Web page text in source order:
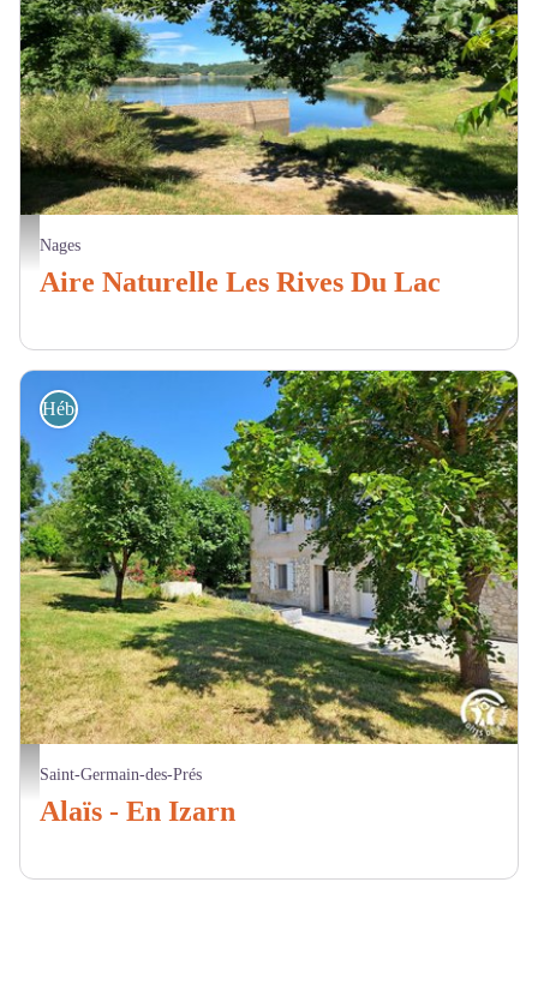
Aire Natruelle des Rives du Laouzas vue lac - Rives du Lac
Nages
Aire Naturelle Les Rives Du Lac
Gîtes de France
Hébergement
Saint-Germain-des-Prés
Alaïs - En Izarn